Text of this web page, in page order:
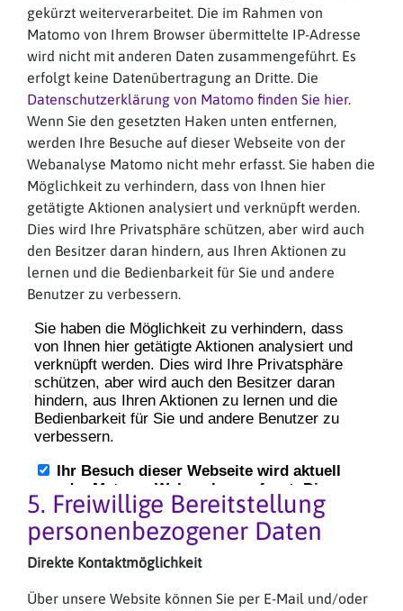
gekürzt weiterverarbeitet. Die im Rahmen von
Matomo von Ihrem Browser übermittelte IP-Adresse
wird nicht mit anderen Daten zusammengeführt. Es
erfolgt keine Datenübertragung an Dritte. Die
Datenschutzerklärung von Matomo finden Sie hier.
Wenn Sie den gesetzten Haken unten entfernen,
werden Ihre Besuche auf dieser Webseite von der
Webanalyse Matomo nicht mehr erfasst. Sie haben die
Möglichkeit zu verhindern, dass von Ihnen hier
getätigte Aktionen analysiert und verknüpft werden.
Dies wird Ihre Privatsphäre schützen, aber wird auch
den Besitzer daran hindern, aus Ihren Aktionen zu
lernen und die Bedienbarkeit für Sie und andere
Benutzer zu verbessern.
5. Freiwillige Bereitstellung
personenbezogener Daten
Direkte Kontaktmöglichkeit
Über unsere Website können Sie per E-Mail und/oder